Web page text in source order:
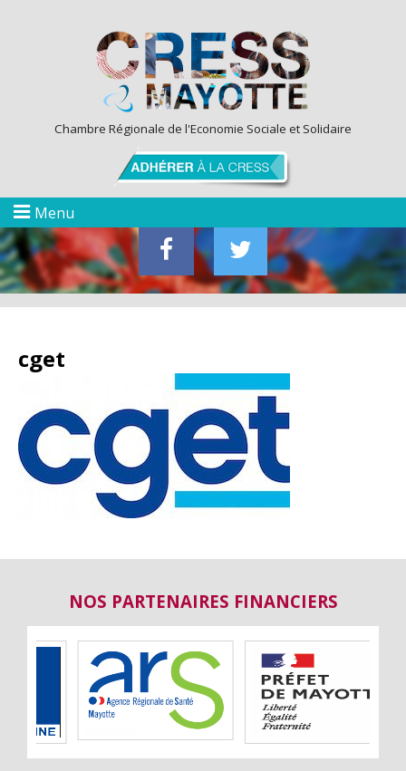
Chambre Régionale de l'Economie Sociale et Solidaire
Menu
cget
NOS PARTENAIRES FINANCIERS